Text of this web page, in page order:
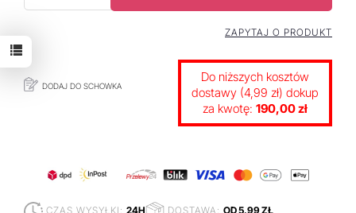
DODAJ DO SCHOWKA
ZAPYTAJ O PRODUKT
Do niższych kosztów
dostawy (4,99 zł) dokup
za kwotę: 190,00 zł
CZAS WYSYŁKI: 24H DOSTAWA: OD 5,99 ZŁ